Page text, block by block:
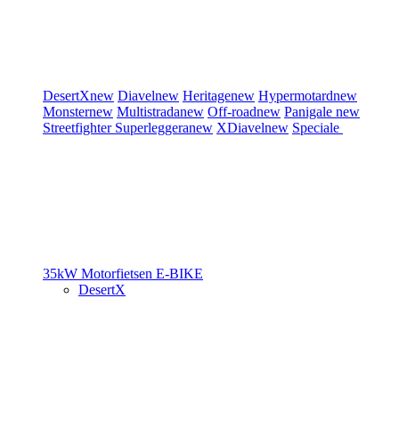
DesertXnew Diavelnew Heritagenew Hypermotardnew
Monsternew Multistradanew Off-roadnew Panigale new
Streetfighter Superleggeranew XDiavelnew Speciale
35kW Motorfietsen E-BIKE
DesertX